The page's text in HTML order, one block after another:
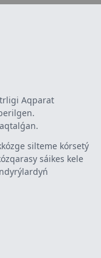
Aqparat
silteme kórsetý
sáikes kele